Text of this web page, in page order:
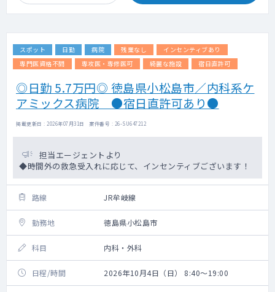
スポット 日勤 病院 残業なし
インセンティブあり
専門医資格不問
専攻医・専修医可 綺麗な施設 宿日直許可
◎日勤 5.7万円◎ 徳島県小松島市／内科系ケ
アミックス病院 ●宿日直許可あり●
掲載更新日 : 2026年07月31日 案件番号 : 26-SU647212
担当エージェントより
◆時間外の救急受入れに応じて、インセンティブございます！
路線 JR牟岐線
勤務地 徳島県小松島市
科目 内科・外科
日程/時間 2026年10月4日（日） 8:40～19:00